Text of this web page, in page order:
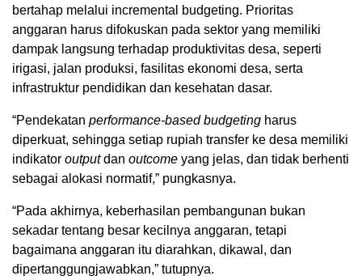
bertahap melalui incremental budgeting. Prioritas
anggaran harus difokuskan pada sektor yang memiliki
dampak langsung terhadap produktivitas desa, seperti
irigasi, jalan produksi, fasilitas ekonomi desa, serta
infrastruktur pendidikan dan kesehatan dasar.
“Pendekatan performance-based budgeting harus
diperkuat, sehingga setiap rupiah transfer ke desa memiliki
indikator outputdan outcome yang jelas, dan tidak berhenti
sebagai alokasi normatif,” pungkasnya.
“Pada akhirnya, keberhasilan pembangunan bukan
sekadar tentang besar kecilnya anggaran, tetapi
bagaimana anggaran itu diarahkan, dikawal, dan
dipertanggungjawabkan,” tutupnya.